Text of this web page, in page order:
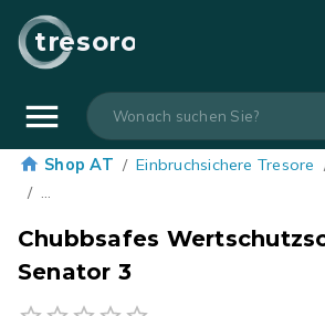
tresoro
Shop AT / Einbruchsichere Tresore
/ …
Chubbsafes
Senator 3